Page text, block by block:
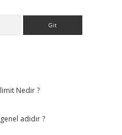
Nedir ?
adıdır ?